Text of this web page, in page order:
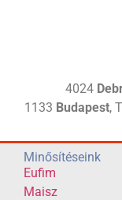
4024
1133 Budapest,
Minősítéseink
Eufim
Maisz